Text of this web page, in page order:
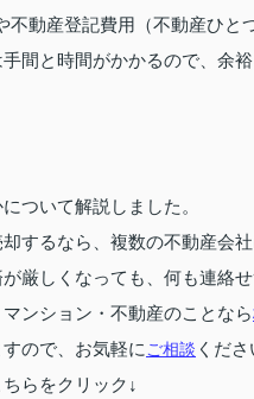
不動産登記費用（不動産ひと
間と時間がかかるので、余
ついて解説しました。
するなら、複数の不動産会
厳しくなっても、何も連絡
ンション・不動産のことなら
ので、お気軽に ご相談 くださ
らをクリック↓